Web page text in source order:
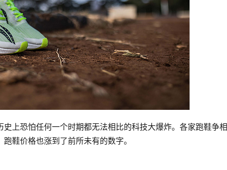
上恐怕任何一个时期都无法相比的科技大爆炸。各家跑鞋争相
鞋价格也涨到了前所未有的数字。